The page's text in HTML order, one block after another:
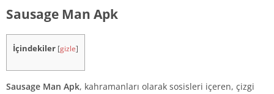
Sausage Man Apk
İçindekiler [gizle]
Sausage Man Apk, kahramanları olarak sosisleri içeren, çizgi